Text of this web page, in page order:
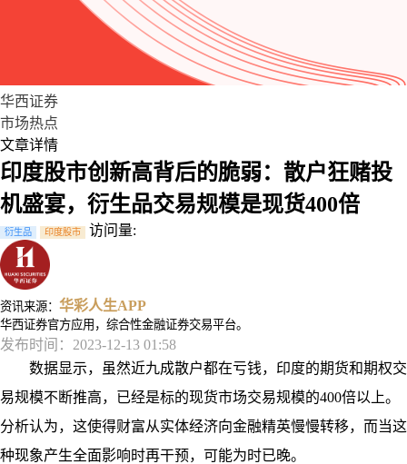
华西证券
市场热点
文章详情
印度股市创新高背后的脆弱：散户狂赌投
机盛宴，衍生品交易规模是现货400倍
衍生品 印度股市 访问量:
资讯来源： 华彩人生APP
华西证券官方应用，综合性金融证券交易平台。
发布时间：2023-12-13 01:58
数据显示，虽然近九成散户都在亏钱，印度的期货和期权交
易规模不断推高，已经是标的现货市场交易规模的400倍以上。
分析认为，这使得财富从实体经济向金融精英慢慢转移，而当这
种现象产生全面影响时再干预，可能为时已晚。